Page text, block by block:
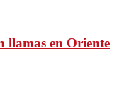
llamas en Oriente